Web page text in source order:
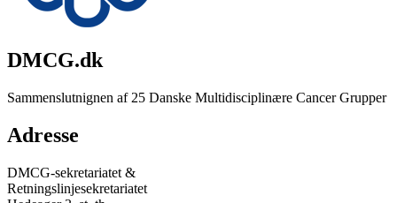
DMCG.dk
Sammenslutnignen af 25 Danske Multidisciplinære Cancer Grupper
Adresse
DMCG-sekretariatet &
Retningslinjesekretariatet